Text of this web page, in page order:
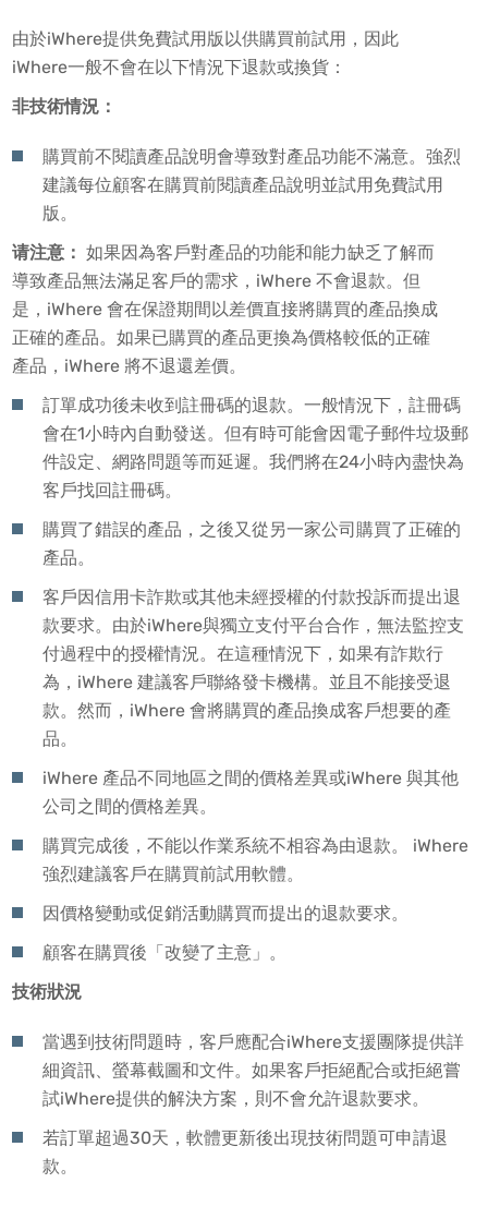
由於iWhere提供免費試用版以供購買前試用，因此
iWhere一般不會在以下情況下退款或換貨：
非技術情況：
購買前不閱讀產品說明會導致對產品功能不滿意。強烈
建議每位顧客在購買前閱讀產品說明並試用免費試用
版。
请注意： 如果因為客戶對產品的功能和能力缺乏了解而
導致產品無法滿足客戶的需求，iWhere 不會退款。但
是，iWhere 會在保證期間以差價直接將購買的產品換成
正確的產品。如果已購買的產品更換為價格較低的正確
產品，iWhere 將不退還差價。
訂單成功後未收到註冊碼的退款。一般情況下，註冊碼
會在1小時內自動發送。但有時可能會因電子郵件垃圾郵
件設定、網路問題等而延遲。我們將在24小時內盡快為
客戶找回註冊碼。
購買了錯誤的產品，之後又從另一家公司購買了正確的
產品。
客戶因信用卡詐欺或其他未經授權的付款投訴而提出退
款要求。由於iWhere與獨立支付平台合作，無法監控支
付過程中的授權情況。在這種情況下，如果有詐欺行
為，iWhere 建議客戶聯絡發卡機構。並且不能接受退
款。然而，iWhere 會將購買的產品換成客戶想要的產
品。
iWhere 產品不同地區之間的價格差異或iWhere 與其他
公司之間的價格差異。
購買完成後，不能以作業系統不相容為由退款。 iWhere
強烈建議客戶在購買前試用軟體。
因價格變動或促銷活動購買而提出的退款要求。
顧客在購買後「改變了主意」。
技術狀況
當遇到技術問題時，客戶應配合iWhere支援團隊提供詳
細資訊、螢幕截圖和文件。如果客戶拒絕配合或拒絕嘗
試iWhere提供的解決方案，則不會允許退款要求。
若訂單超過30天，軟體更新後出現技術問題可申請退
款。